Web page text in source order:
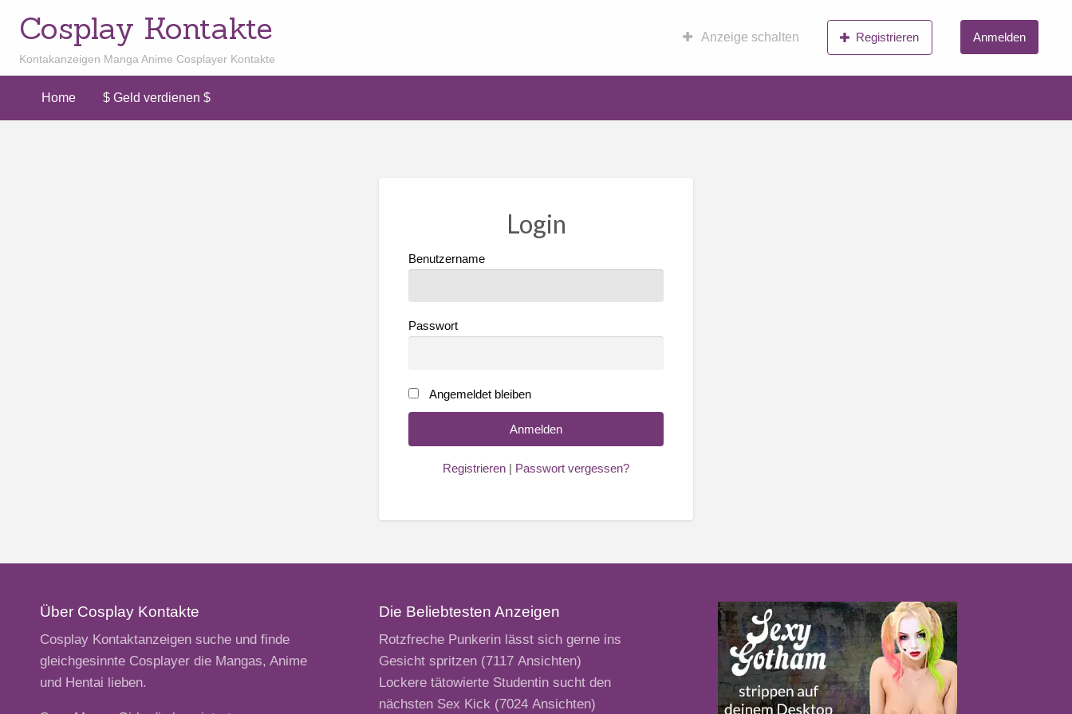
Cosplay Kontakte
Kontakanzeigen Manga Anime Cosplayer Kontakte
Anzeige schalten Registrieren Anmelden
Home $ Geld verdienen $
Login
Benutzername
Passwort
Angemeldet bleiben
Registrieren | Passwort vergessen?
Über Cosplay Kontakte
Cosplay Kontaktanzeigen suche und finde
gleichgesinnte Cosplayer die Mangas, Anime
und Hentai lieben.
Die Beliebtesten Anzeigen
Rotzfreche Punkerin lässt sich gerne ins
Gesicht spritzen (7117 Ansichten)
Lockere tätowierte Studentin sucht den
nächsten Sex Kick (7024 Ansichten)